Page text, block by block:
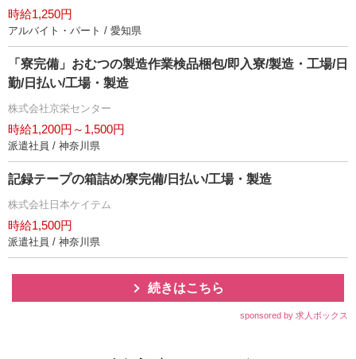
時給1,250円
アルバイト・パート / 愛知県
「寮完備」おむつの製造作業検品梱包/即入寮/製造・工場/日
勤/日払い/工場・製造
株式会社京栄センター
時給1,200円～1,500円
派遣社員 / 神奈川県
記録テープの箱詰め/寮完備/日払い/工場・製造
株式会社日本ケイテム
時給1,500円
派遣社員 / 神奈川県
続きはこちら
sponsored by 求人ボックス